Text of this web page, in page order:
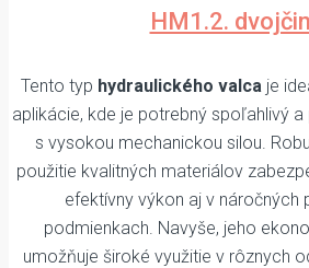
HM1.2.
Tento typ hydraulického valca je
aplikácie, kde je potrebný spoľahlivý a
s vysokou mechanickou silou.
použitie kvalitných materiálov
efektívny výkon aj v náročných
podmienkach. Navyše, jeho
umožňuje široké využitie v rôznych